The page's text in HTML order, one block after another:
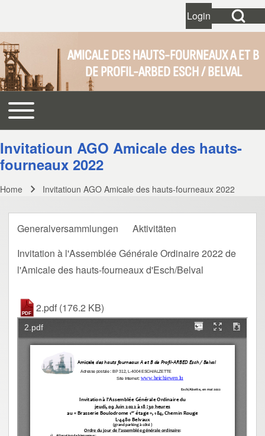
Close search
Search
Open Search
User account
LoginOpen login
AMICALE DES HAUTS-FOURNEAUX A ET B
DE PROFIL-ARBED ESCH / BELVAL
Main navigation
Toggle main menu
Invitatioun AGO Amicale des hauts-
fourneaux 2022
Home Invitatioun AGO Amicale des hauts-fourneaux 2022
Generalversammlungen
Aktivitäten
Invitation à l'Assemblée Générale Ordinaire 2022 de
l'Amicale des hauts-fourneaux d'Esch/Belval
2.pdf (176.2 KB)